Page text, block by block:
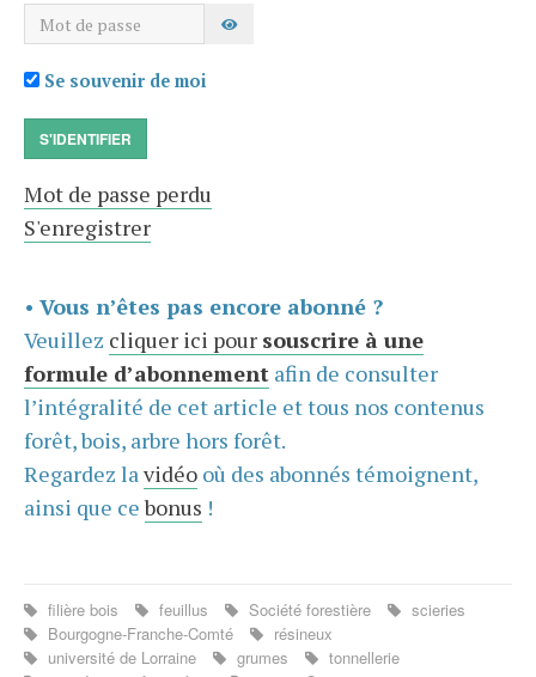
Mot de passe AFFICHER LE MOT DE PASSE
Se souvenir de moi
S'IDENTIFIER
Mot de passe perdu
S'enregistrer
• Vous n’êtes pas encore abonné ?
Veuillez cliquer ici pour souscrire à une
formule d’abonnement afin de consulter
l’intégralité de cet article et tous nos contenus
forêt, bois, arbre hors forêt.
Regardez lavidéo où des abonnés témoignent,
ainsi que cebonus !
filière bois feuillus Société forestière
scieries
Bourgogne-Franche-Comté
résineux
université de Lorraine
grumes
tonnellerie